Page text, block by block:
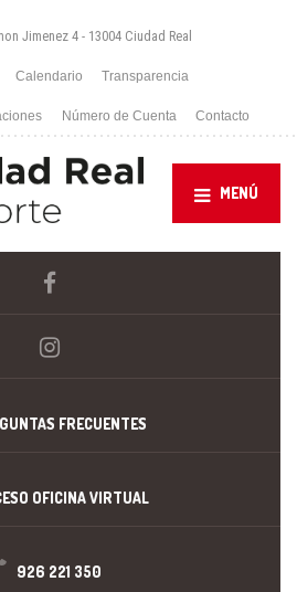
herramientas
Jimenez 4 - 13004 Ciudad Real
Calendario Transparencia
Número de Cuenta Contacto
MENÚ
FRECUENTES
OFICINA VIRTUAL
926 221 350